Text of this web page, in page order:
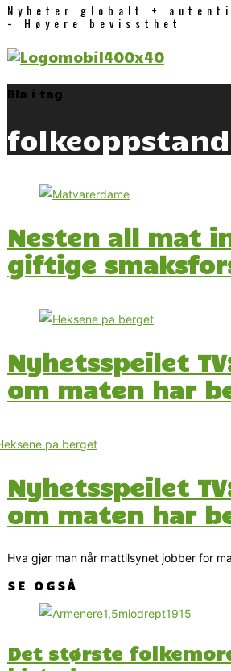
Nyheter globalt +
= Høyere bevissthet
Bla i tag
Nesten all mat
giftige
Nyhetsspeilet
om maten har
Nyhetsspeilet
om maten har
Hva gjør man når mattilsynet jobber for
SE OGSÅ
Det største